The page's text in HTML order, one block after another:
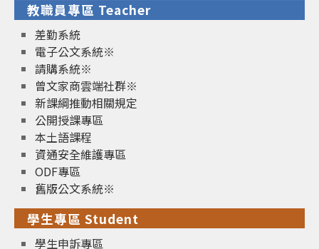
教職員專區 Teacher
差勤系統
電子公文系統※
請購系統※
曾文家商雲端社群※
新課綱推動相關規定
公開授課專區
本土語課程
資通安全維護專區
ODF專區
舊版公文系統※
學生專區 Student
學生申訴專區